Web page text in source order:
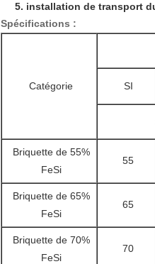
5. installation de transport
Spécifications :
Catégorie SI
Briquette de 55%
FeSi
55
Briquette de 65%
FeSi
65
Briquette de 70%
FeSi
70